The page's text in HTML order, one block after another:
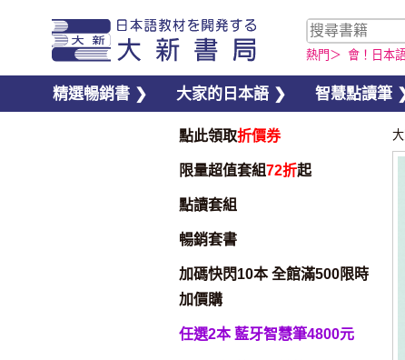
熱門＞ 會！日本
精選暢銷書 ❯ 大家的日本語 ❯ 智慧點讀筆
點此領取折價券
限量超值套組72折起
點讀套組
暢銷套書
加碼快閃10本 全館滿500限時
加價購
任選2本 藍牙智慧筆4800元